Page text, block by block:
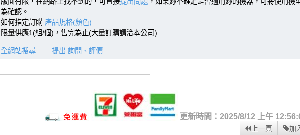
為確認。
如何指定訂購 產品規格(顏色)
限量供應1(組/個)，售完為止(大量訂購請洽本公司)
全網站搜尋 提出 詢問、評價
更新時間：2025/8/12 上午
上一頁 加